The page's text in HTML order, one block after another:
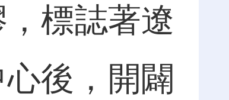
標誌著遼
後，開闢